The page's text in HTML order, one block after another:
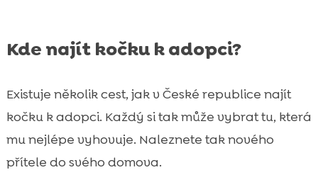
Kde najít kočku k adopci?
Existuje několik cest, jak v České republice najít
kočku k adopci. Každý si tak může vybrat tu, která
mu nejlépe vyhovuje. Naleznete tak nového
přítele do svého domova.